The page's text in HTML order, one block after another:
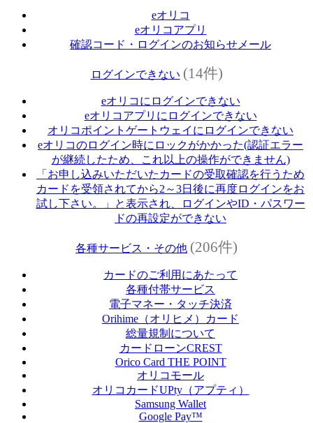
eオリコ
eオリコアプリ
確認コード・ログインのお知らせメール
ログインできない (14件)
eオリコにログインできない
eオリコアプリにログインできない
オリコポイントゲートウェイにログインできない
eオリコのログイン時にロックがかかった(認証エラー
が継続したため、これ以上の操作ができません)
「お申し込みいただいたカードの受取確認を行うため
カードを受領されてから2～3日後に再度ログインをお
試し下さい。」と表示され、ログインやID・パスワー
ドの再設定ができない
各種サービス・その他 (206件)
カードのご利用にあたって
各種付帯サービス
電子マネー・タッチ決済
Orihime（オリヒメ）カード
総量規制について
カードローンCREST
Orico Card THE POINT
オリコモール
オリコカードUPty（アプティ）
Samsung Wallet
Google Pay™